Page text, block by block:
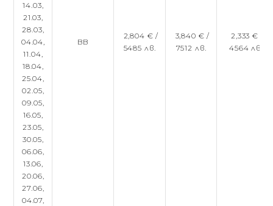
14.03,
21.03,
28.03,
04.04,
11.04,
18.04,
25.04,
02.05,
09.05,
16.05,
23.05,
30.05,
06.06,
13.06,
20.06,
27.06,
04.07,
BB
2,804 € /
5485 лв.
3,840 € /
7512 лв.
2,333 € /
4564 лв.